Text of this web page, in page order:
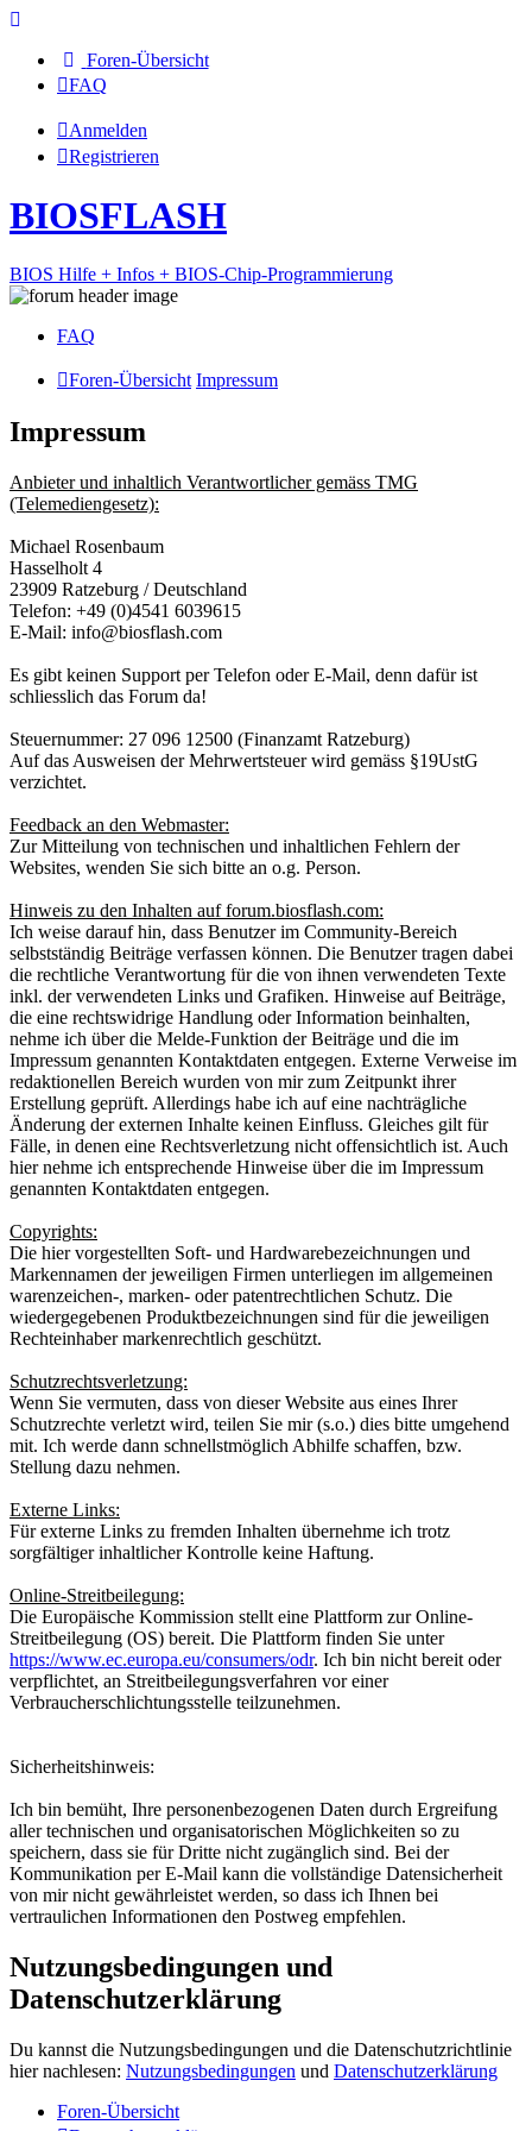
Foren-Übersicht
FAQ
Anmelden
Registrieren
BIOSFLASH
BIOS Hilfe + Infos + BIOS-Chip-Programmierung
FAQ
Foren-Übersicht Impressum
Impressum
Anbieter und inhaltlich Verantwortlicher gemäss TMG
(Telemediengesetz):
Michael Rosenbaum
Hasselholt 4
23909 Ratzeburg / Deutschland
Telefon: +49 (0)4541 6039615
E-Mail: info@biosflash.com
Es gibt keinen Support per Telefon oder E-Mail, denn dafür ist
schliesslich das Forum da!
Steuernummer: 27 096 12500 (Finanzamt Ratzeburg)
Auf das Ausweisen der Mehrwertsteuer wird gemäss §19UstG
verzichtet.
Feedback an den Webmaster:
Zur Mitteilung von technischen und inhaltlichen Fehlern der
Websites, wenden Sie sich bitte an o.g. Person.
Hinweis zu den Inhalten auf forum.biosflash.com:
Ich weise darauf hin, dass Benutzer im Community-Bereich
selbstständig Beiträge verfassen können. Die Benutzer tragen dabei
die rechtliche Verantwortung für die von ihnen verwendeten Texte
inkl. der verwendeten Links und Grafiken. Hinweise auf Beiträge,
die eine rechtswidrige Handlung oder Information beinhalten,
nehme ich über die Melde-Funktion der Beiträge und die im
Impressum genannten Kontaktdaten entgegen. Externe Verweise im
redaktionellen Bereich wurden von mir zum Zeitpunkt ihrer
Erstellung geprüft. Allerdings habe ich auf eine nachträgliche
Änderung der externen Inhalte keinen Einfluss. Gleiches gilt für
Fälle, in denen eine Rechtsverletzung nicht offensichtlich ist. Auch
hier nehme ich entsprechende Hinweise über die im Impressum
genannten Kontaktdaten entgegen.
Copyrights:
Die hier vorgestellten Soft- und Hardwarebezeichnungen und
Markennamen der jeweiligen Firmen unterliegen im allgemeinen
warenzeichen-, marken- oder patentrechtlichen Schutz. Die
wiedergegebenen Produktbezeichnungen sind für die jeweiligen
Rechteinhaber markenrechtlich geschützt.
Schutzrechtsverletzung:
Wenn Sie vermuten, dass von dieser Website aus eines Ihrer
Schutzrechte verletzt wird, teilen Sie mir (s.o.) dies bitte umgehend
mit. Ich werde dann schnellstmöglich Abhilfe schaffen, bzw.
Stellung dazu nehmen.
Externe Links:
Für externe Links zu fremden Inhalten übernehme ich trotz
sorgfältiger inhaltlicher Kontrolle keine Haftung.
Online-Streitbeilegung:
Die Europäische Kommission stellt eine Plattform zur Online-
Streitbeilegung (OS) bereit. Die Plattform finden Sie unter
https://www.ec.europa.eu/consumers/odr. Ich bin nicht bereit oder
verpflichtet, an Streitbeilegungsverfahren vor einer
Verbraucherschlichtungsstelle teilzunehmen.
Sicherheitshinweis:
Ich bin bemüht, Ihre personenbezogenen Daten durch Ergreifung
aller technischen und organisatorischen Möglichkeiten so zu
speichern, dass sie für Dritte nicht zugänglich sind. Bei der
Kommunikation per E-Mail kann die vollständige Datensicherheit
von mir nicht gewährleistet werden, so dass ich Ihnen bei
vertraulichen Informationen den Postweg empfehlen.
Nutzungsbedingungen und
Datenschutzerklärung
Du kannst die Nutzungsbedingungen und die Datenschutzrichtlinie
hier nachlesen: Nutzungsbedingungen und Datenschutzerklärung
Foren-Übersicht